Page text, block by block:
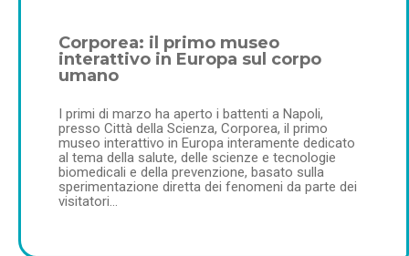
Corporea: il primo museo
interattivo in Europa sul corpo
umano
I primi di marzo ha aperto i battenti a Napoli,
presso Città della Scienza, Corporea, il primo
museo interattivo in Europa interamente dedicato
al tema della salute, delle scienze e tecnologie
biomedicali e della prevenzione, basato sulla
sperimentazione diretta dei fenomeni da parte dei
visitatori…